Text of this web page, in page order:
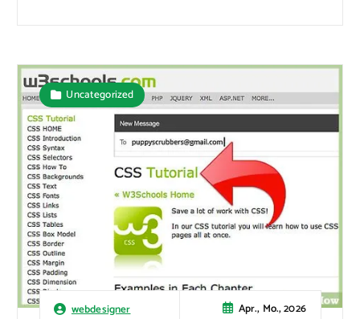
webdesigner Apr., Mo., 2026
Uncategorized